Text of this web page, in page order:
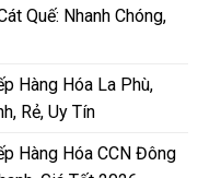
Quế: Nhanh Chóng,
Hàng Hóa La Phù,
Rẻ, Uy Tín
Hàng Hóa CCN Đông